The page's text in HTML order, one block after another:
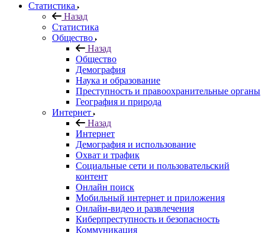
Статистика
Назад
Статистика
Общество
Назад
Общество
Демография
Наука и образование
Преступность и правоохранительные органы
География и природа
Интернет
Назад
Интернет
Демография и использование
Охват и трафик
Социальные сети и пользовательский
контент
Онлайн поиск
Мобильный интернет и приложения
Онлайн-видео и развлечения
Киберпреступность и безопасность
Коммуникация